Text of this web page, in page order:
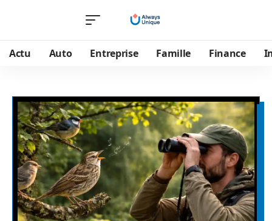
Actu Auto Entreprise Famille Finance